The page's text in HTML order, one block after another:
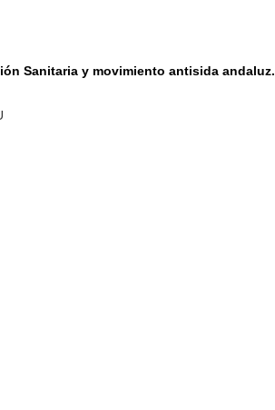
Sanitaria y movimiento antisida andaluz.